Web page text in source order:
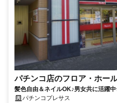
パチンコ店のフロア・ホー
髪色自由＆ネイルOK♪男女共に活躍
パチンコプレサス